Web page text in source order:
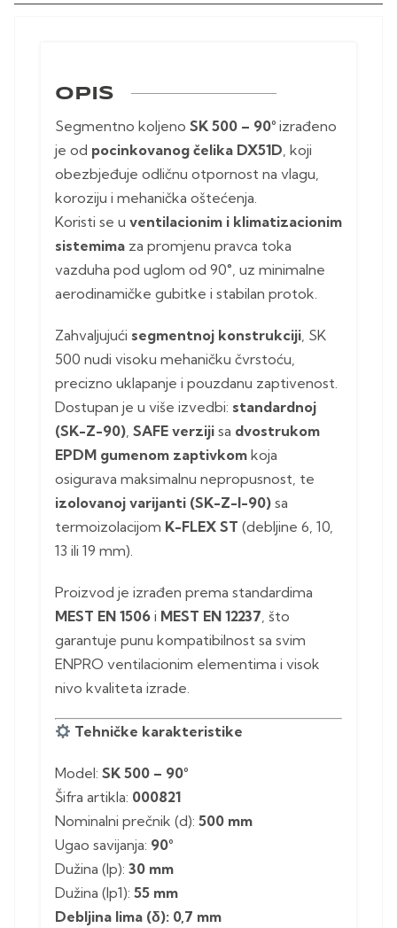
OPIS
Segmentno koljeno SK 500 – 90° izrađeno
je od pocinkovanog čelika DX51D , koji
obezbjeđuje odličnu otpornost na vlagu,
koroziju i mehanička oštećenja.
Koristi se u ventilacionim i klimatizacionim
sistemima za promjenu pravca toka
vazduha pod uglom od 90°, uz minimalne
aerodinamičke gubitke i stabilan protok.
Zahvaljujući segmentnoj konstrukciji , SK
500 nudi visoku mehaničku čvrstoću,
precizno uklapanje i pouzdanu zaptivenost.
Dostupan je u više izvedbi: standardnoj
(SK-Z-90) SAFE verziji sa dvostrukom
EPDM gumenom zaptivkom koja
osigurava maksimalnu nepropusnost, te
izolovanoj varijanti (SK-Z-I-90) sa
termoizolacijom K-FLEX ST (debljine 6, 10,
13 ili 19 mm).
Proizvod je izrađen prema standardima
MEST EN 1506 i MEST EN 12237 , što
garantuje punu kompatibilnost sa svim
ENPRO ventilacionim elementima i visok
nivo kvaliteta izrade.
Tehničke karakteristike
Model: SK 500 – 90°
Šifra artikla: 000821
Nominalni prečnik (d): 500 mm
Ugao savijanja: 90°
Dužina (lp): 30 mm
Dužina (lp1): 55 mm
Debljina lima (δ): 0,7 mm